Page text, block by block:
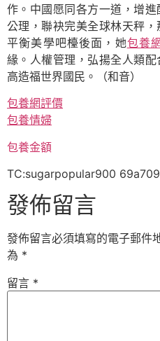
作。中國愿同各方一道，增
公理，聯袂完美全球林天秤
平衡美學吧檯後面，她包養
緣。人權管理，弘揚全人類
高造福世界國民。
（和音）
包養網評價
包養情婦
包養金額
TC:sugarpopular900
發佈留言
發佈留言必須填寫的電子郵件
為 *
留言 *